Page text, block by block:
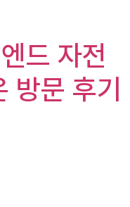
드 자전
방문 후기